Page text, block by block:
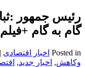
رئیس جمهور
گام به گام +فیلم
Posted in اخبار اقتصادی |
وکاهش, اخبار جدید,